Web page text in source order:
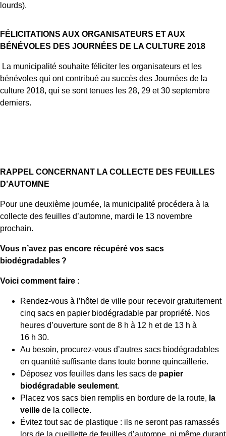
lourds).
FÉLICITATIONS AUX ORGANISATEURS ET AUX
BÉNÉVOLES DES JOURNÉES DE LA CULTURE 2018
La municipalité souhaite féliciter les organisateurs et les
bénévoles qui ont contribué au succès des Journées de la
culture 2018, qui se sont tenues les 28, 29 et 30 septembre
derniers.
RAPPEL CONCERNANT LA COLLECTE DES FEUILLES
D’AUTOMNE
Pour une deuxième journée, la municipalité procédera à la
collecte des feuilles d’automne, mardi le 13 novembre
prochain.
Vous n’avez pas encore récupéré vos sacs
biodégradables ?
Voici comment faire :
Rendez-vous à l’hôtel de ville pour recevoir gratuitement
cinq sacs en papier biodégradable par propriété. Nos
heures d’ouverture sont de 8 h à 12 h et de 13 h à
16 h 30.
Au besoin, procurez-vous d’autres sacs biodégradables
en quantité suffisante dans toute bonne quincaillerie.
Déposez vos feuilles dans les sacs de papier
biodégradable seulement.
Placez vos sacs bien remplis en bordure de la route, la
veille de la collecte.
Évitez tout sac de plastique : ils ne seront pas ramassés
lors de la cueillette de feuilles d’automne, ni même durant